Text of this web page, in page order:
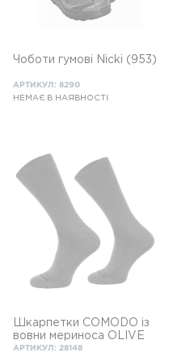
Чоботи гумові Nicki (953)
АРТИКУЛ: 8290
НЕМАЄ В НАЯВНОСТІ
Шкарпетки COMODO із
вовни мериноса OLIVE
АРТИКУЛ: 28148